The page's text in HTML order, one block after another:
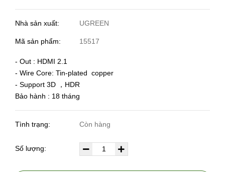
Nhà sản xuất: UGREEN
Mã sản phẩm: 15517
- Out : HDMI 2.1
- Wire Core: Tin-plated copper
- Support 3D ，HDR
Bảo hành : 18 tháng
Tình trạng: Còn hàng
Số lượng: